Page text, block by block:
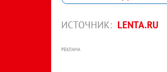
ИСТОЧНИК: LENTA.RU
РЕКЛАМА